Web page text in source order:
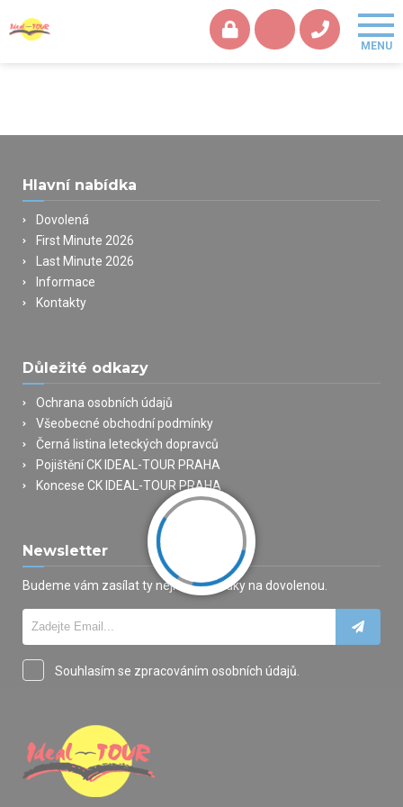
Hlavní nabídka
Dovolená
First Minute 2026
Last Minute 2026
Informace
Kontakty
Důležité odkazy
Ochrana osobních údajů
Všeobecné obchodní podmínky
Černá listina leteckých dopravců
Pojištění CK IDEAL-TOUR PRAHA
Koncese CK IDEAL-TOUR PRAHA
Newsletter
Budeme vám zasílat ty nejlepší nabídky na dovolenou.
Souhlasím se zpracováním osobních údajů.